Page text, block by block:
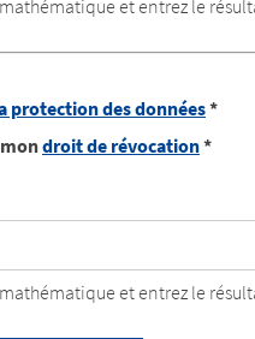
et entrez le
protection des données*
droit de révocation*
et entrez le